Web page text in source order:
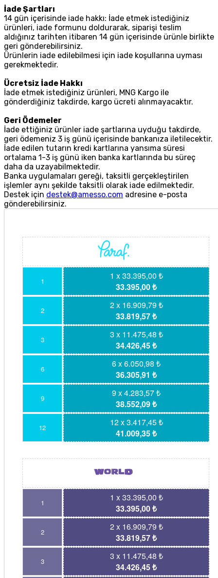
İade Şartları
14 gün içerisinde iade hakkı: İade etmek istediğiniz
ürünleri, iade formunu doldurarak, siparişi teslim
aldığınız tarihten itibaren 14 gün içerisinde ürünle birlikte
geri gönderebilirsiniz.
Ürünlerin iade edilebilmesi için iade koşullarına uyması
gerekmektedir.
Ücretsiz İade Hakkı
İade etmek istediğiniz ürünleri, MNG Kargo ile
gönderdiğiniz takdirde, kargo ücreti alınmayacaktır.
Geri Ödemeler
İade ettiğiniz ürünler iade şartlarına uyduğu takdirde,
geri ödemeniz 3 iş günü içerisinde bankanıza iletilecektir.
İade edilen tutarın kredi kartlarına yansıma süresi
ortalama 1-3 iş günü iken banka kartlarında bu süreç
daha da uzayabilmektedir.
Banka uygulamaları gereği, taksitli gerçekleştirilen
işlemler aynı şekilde taksitli olarak iade edilmektedir.
Destek için destek@amesso.com adresine e-posta
gönderebilirsiniz.
1
1 x 33.395,00 ₺
33.395,00 ₺
2
2 x 16.909,79 ₺
33.819,57 ₺
3
3 x 11.475,48 ₺
34.426,45 ₺
6
6 x 6.050,98 ₺
36.305,91 ₺
9
9 x 4.283,57 ₺
38.552,09 ₺
12
12 x 3.417,45 ₺
41.009,35 ₺
1
1 x 33.395,00 ₺
33.395,00 ₺
2
2 x 16.909,79 ₺
33.819,57 ₺
3
3 x 11.475,48 ₺
34.426,45 ₺